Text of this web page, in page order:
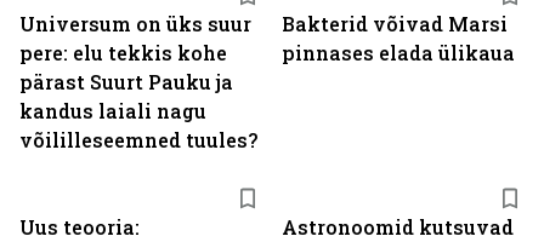
Universum on üks suur
pere: elu tekkis kohe
pärast Suurt Pauku ja
kandus laiali nagu
võililleseemned tuules?
Bakterid võivad Marsi
pinnases elada ülikaua
Uus teooria:
Astronoomid kutsuvad